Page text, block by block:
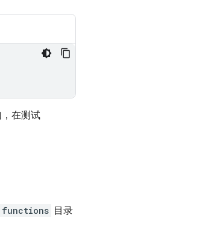
在测试
functions 目录